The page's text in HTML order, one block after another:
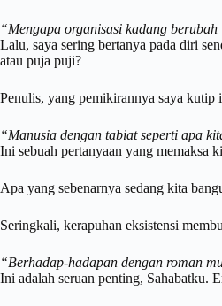
“Mengapa organisasi kadang
Lalu, saya sering bertanya pada diri
atau puja puji?
Penulis, yang pemikirannya saya kutip
“Manusia dengan tabiat seperti apa
Ini sebuah pertanyaan yang memaksa
Apa yang sebenarnya sedang kita
Seringkali, kerapuhan eksistensi
“Berhadap-hadapan dengan roman
Ini adalah seruan penting, Sahabatku.